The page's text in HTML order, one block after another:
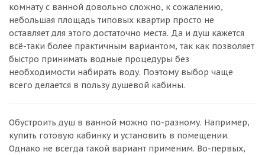
комнату с ванной довольно сложно, к сожалению,
небольшая площадь типовых квартир просто не
оставляет для этого достаточно места. Да и душ кажется
всё-таки более практичным вариантом, так как позволяет
быстро принимать водные процедуры без
необходимости набирать воду. Поэтому выбор чаще
всего делается в пользу душевой кабины.
Обустроить душ в ванной можно по-разному. Например,
купить готовую кабинку и установить в помещении.
Однако не всегда такой вариант применим. Во-первых,